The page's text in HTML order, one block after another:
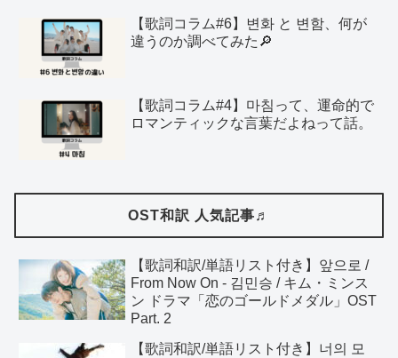
【歌詞コラム#6】변화 と 변함、何が
違うのか調べてみた🔎
【歌詞コラム#4】마침って、運命的で
ロマンティックな言葉だよねって話。
OST和訳 人気記事♬
【歌詞和訳/単語リスト付き】앞으로 /
From Now On - 김민승 / キム・ミンス
ン ドラマ「恋のゴールドメダル」OST
Part. 2
【歌詞和訳/単語リスト付き】너의 모